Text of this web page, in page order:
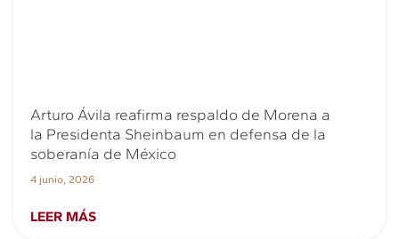
Arturo Ávila reafirma respaldo de Morena a
la Presidenta Sheinbaum en defensa de la
soberanía de México
4 junio, 2026
LEER MÁS